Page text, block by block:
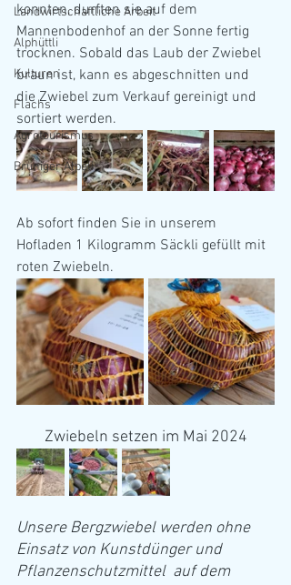
Landwirtschaftliche Arbeit
Alphüttli
Kulturen
Flachs
Agrotourismus
Brüniger Älpeli
konnten, durften sie auf dem
Mannenbodenhof an der Sonne fertig
trocknen. Sobald das Laub der Zwiebel
braun ist, kann es abgeschnitten und
die Zwiebel zum Verkauf gereinigt und
sortiert werden.
Ab sofort finden Sie in unserem
Hofladen 1 Kilogramm Säckli gefüllt mit
roten Zwiebeln.
Zwiebeln setzen im Mai 2024
Unsere Bergzwiebel werden ohne
Einsatz von Kunstdünger und
Pflanzenschutzmittel  auf dem